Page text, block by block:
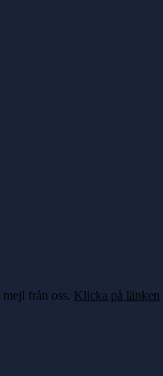
från oss. Klicka på länken